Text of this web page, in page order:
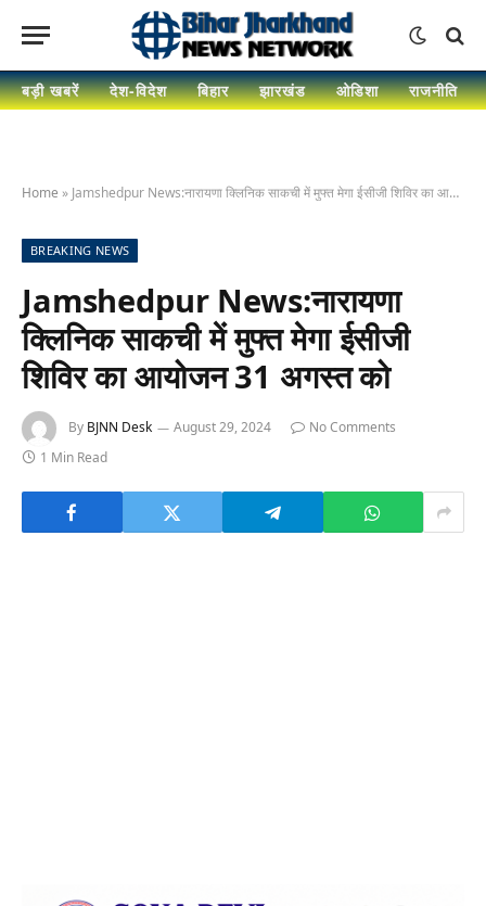
बड़ी खबरें देश-विदेश बिहार झारखंड ओडिशा राजनीति
Home » Jamshedpur News:नारायणा क्लिनिक साकची में मुफ्त मेगा ईसीजी शिविर का आयोजन 31 अगस्त को
BREAKING NEWS
Jamshedpur News:नारायणा
क्लिनिक साकची में मुफ्त मेगा ईसीजी
शिविर का आयोजन 31 अगस्त को
By BJNN Desk August 29, 2024
No Comments
1 Min Read